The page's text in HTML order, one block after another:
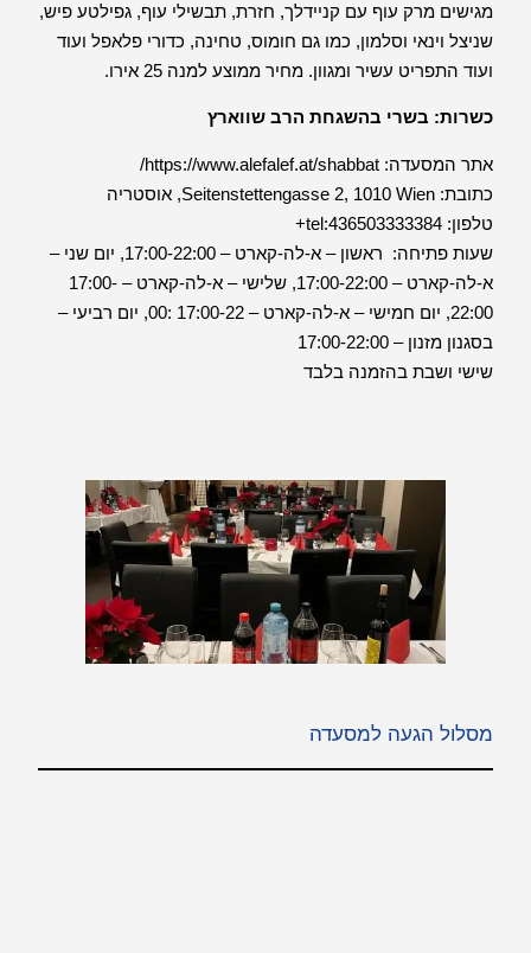
מגישים מרק עוף עם קניידלך, חזרת, תבשילי עוף, גפילטע פיש,
שניצל וינאי וסלמון, כמו גם חומוס, טחינה, כדורי פלאפל ועוד
ועוד התפריט עשיר ומגוון. מחיר ממוצע למנה 25 אירו.
כשרות: בשרי בהשגחת הרב שווארץ
אתר המסעדה: https://www.alefalef.at/shabbat/
כתובת: Seitenstettengasse 2, 1010 Wien, אוסטריה
טלפון: tel:436503333384+
שעות פתיחה: ראשון – א-לה-קארט – 17:00-22:00, יום שני –
א-לה-קארט – 17:00-22:00, שלישי – א-לה-קארט – 17:00-
22:00, יום חמישי – א-לה-קארט – 17:00-22 :00, יום רביעי –
בסגנון מזנון – 17:00-22:00
שישי ושבת בהזמנה בלבד
מסלול הגעה למסעדה